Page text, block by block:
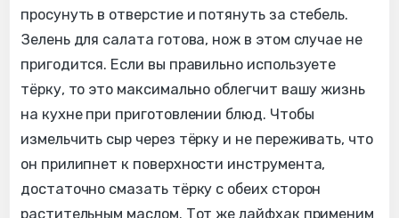
просунуть в отверстие и потянуть за стебель.
Зелень для салата готова, нож в этом случае не
пригодится. Если вы правильно используете
тёрку, то это максимально облегчит вашу жизнь
на кухне при приготовлении блюд. Чтобы
измельчить сыр через тёрку и не переживать, что
он прилипнет к поверхности инструмента,
достаточно смазать тёрку с обеих сторон
растительным маслом. Тот же лайфхак применим